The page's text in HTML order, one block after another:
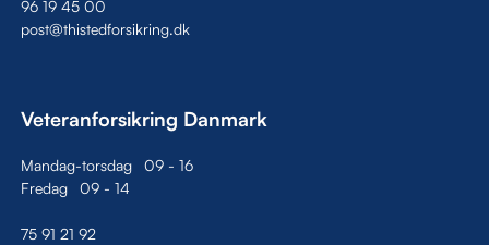
96 19 45 00
post@thistedforsikring.dk
Veteranforsikring Danmark
Mandag-torsdag 09- 16
Fredag
09- 14
75 91 21 92